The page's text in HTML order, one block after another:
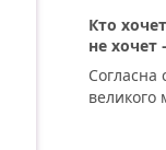
Кто
не
Согласна
великого